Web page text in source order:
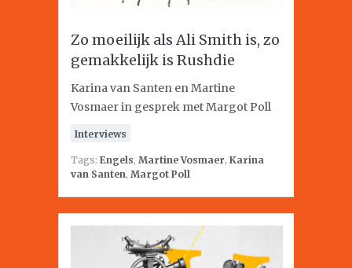
Zo moeilijk als Ali Smith is, zo
gemakkelijk is Rushdie
Karina van Santen en Martine
Vosmaer in gesprek met Margot Poll
Interviews
Tags: Engels, Martine Vosmaer, Karina
van Santen, Margot Poll